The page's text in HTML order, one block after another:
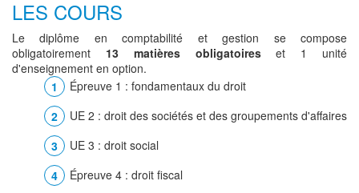
LES COURS
Le diplôme en comptabilité et gestion se compose
obligatoirement 13 matières obligatoireset 1 unité
d'enseignement en option.
Épreuve 1 : fondamentaux du droit
UE 2 : droit des sociétés et des groupements d'affaires
UE 3 : droit social
Épreuve 4 : droit fiscal